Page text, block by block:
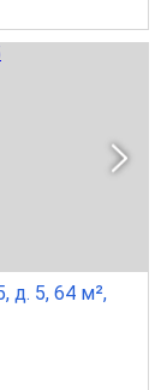
д. 5, 64 м²,